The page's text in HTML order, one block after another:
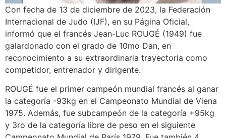
Con fecha de 13 de diciembre de 2023, la Federación
Internacional de Judo (IJF), en su Página Oficial,
informó que el francés Jean-Luc ROUGÉ (1949) fue
galardonado con el grado de 10mo Dan, en
reconocimiento a su extraordinaria trayectoria como
competidor, entrenador y dirigente.
ROUGÉ fue el primer campeón mundial francés al ganar
la categoría -93kg en el Campeonato Mundial de Viena
1975. Además, fue subcampeón de la categoría +95kg
y 3ro de la categoría libre de peso en el siguiente